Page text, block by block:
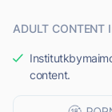
ADULT CONTENT
content.